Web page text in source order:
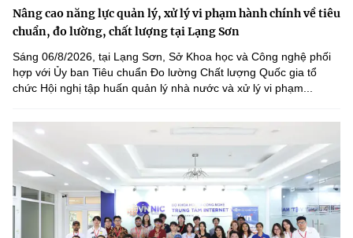
Nâng cao năng lực quản lý, xử lý vi phạm hành chính về tiêu
chuẩn, đo lường, chất lượng tại Lạng Sơn
Sáng 06/8/2026, tại Lạng Sơn, Sở Khoa học và Công nghệ phối
hợp với Ủy ban Tiêu chuẩn Đo lường Chất lượng Quốc gia tổ
chức Hội nghị tập huấn quản lý nhà nước và xử lý vi phạm...